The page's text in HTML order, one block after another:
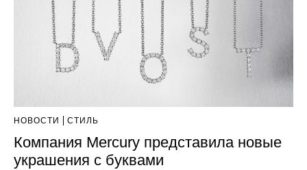
НОВОСТИ СТИЛЬ
Компания Mercury представила новые
украшения с буквами